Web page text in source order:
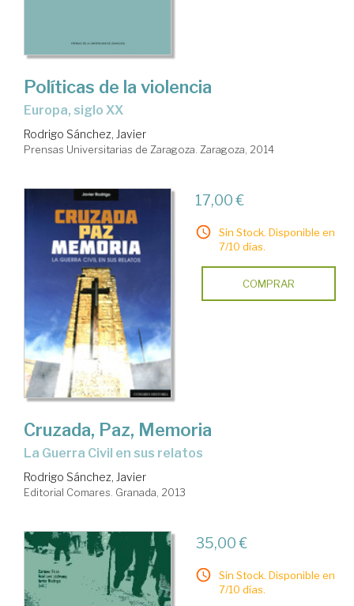
Políticas de la violencia
Europa, siglo XX
Rodrigo Sánchez, Javier
Prensas Universitarias de Zaragoza. Zaragoza, 2014
17,00 €
Sin Stock. Disponible en
7/10 días.
COMPRAR
Cruzada, Paz, Memoria
la Guerra Civil en sus relatos
Rodrigo Sánchez, Javier
Editorial Comares. Granada, 2013
35,00 €
Sin Stock. Disponible en
7/10 días.